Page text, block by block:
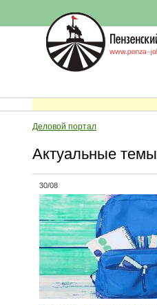
Деловой портал
Актуальные темы
30/08